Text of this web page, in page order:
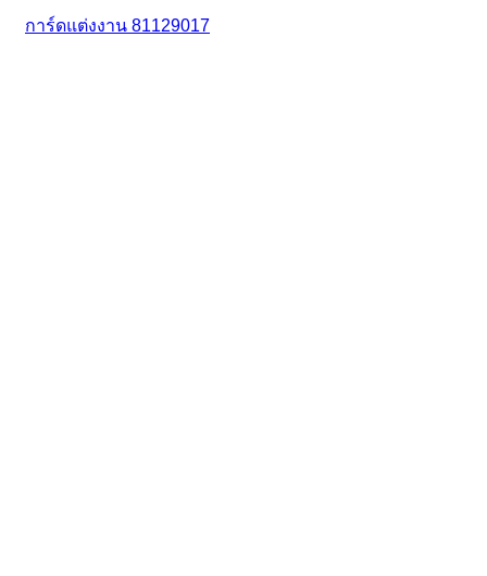
การ์ดแต่งงาน 81129017